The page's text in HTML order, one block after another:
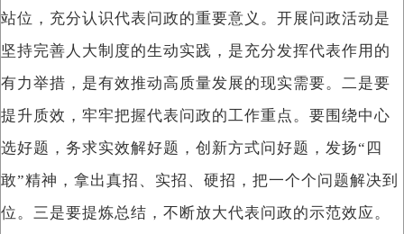
站位，充分认识代表问政的重要意义。开展问政活动是
坚持完善人大制度的生动实践，是充分发挥代表作用的
有力举措，是有效推动高质量发展的现实需要。二是要
提升质效，牢牢把握代表问政的工作重点。要围绕中心
选好题，务求实效解好题，创新方式问好题，发扬“四
敢”精神，拿出真招、实招、硬招，把一个个问题解决到
位。三是要提炼总结，不断放大代表问政的示范效应。